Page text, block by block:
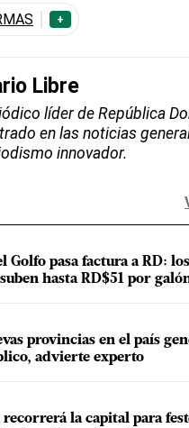
+
Libre
líder de República
en las noticias
innovador.
Golfo pasa factura a RD: los
hasta RD$51 por
provincias en el país
advierte experto
recorrerá la capital para